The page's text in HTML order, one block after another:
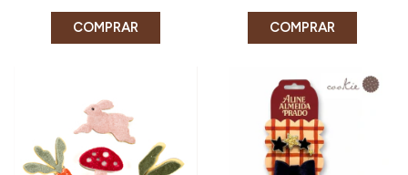
COMPRAR COMPRAR